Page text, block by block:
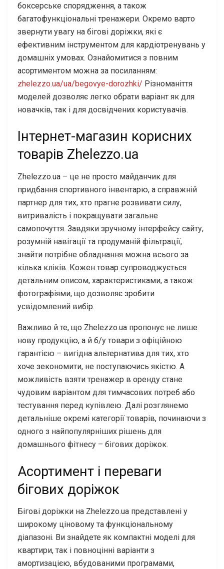
боксерське спорядження, а також
багатофункціональні тренажери. Окремо варто
звернути увагу на бігові доріжки, які є
ефективним інструментом для кардіотренувань у
домашніх умовах. Ознайомитися з повним
асортиментом можна за посиланням:
zhelezzo.ua/ua/begovye-dorozhki/ Різноманіття
моделей дозволяє легко обрати варіант як для
новачків, так і для досвідчених користувачів.
Інтернет-магазин корисних
товарів Zhelezzo.ua
Zhelezzo.ua – це не просто майданчик для
придбання спортивного інвентарю, а справжній
партнер для тих, хто прагне розвивати силу,
витривалість і покращувати загальне
самопочуття. Завдяки зручному інтерфейсу сайту,
розумній навігації та продуманій фільтрації,
знайти потрібне обладнання можна всього за
кілька кліків. Кожен товар супроводжується
детальним описом, характеристиками, а також
фотографіями, що дозволяє зробити
усвідомлений вибір.
Важливо й те, що Zhelezzo.ua пропонує не лише
нову продукцію, а й б/у товари з офіційною
гарантією – вигідна альтернатива для тих, хто
хоче зекономити, не поступаючись якістю. А
можливість взяти тренажер в оренду стане
чудовим варіантом для тимчасових потреб або
тестування перед купівлею. Далі розглянемо
детальніше окремі категорії товарів, починаючи з
одного з найпопулярніших рішень для
домашнього фітнесу – бігових доріжок.
Асортимент і переваги
бігових доріжок
Бігові доріжки на Zhelezzo.ua представлені у
широкому ціновому та функціональному
діапазоні. Ви знайдете як компактні моделі для
квартири, так і повноцінні варіанти з
амортизацією, вбудованими програмами,